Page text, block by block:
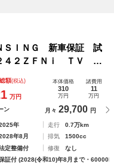
ＳＩＮＧ 新車保証 試
４２ＺＦＮｉ ＴＶ Ｒ
ＴＣ ＬＥＤライト
ルミ スマ－トキ－
額(税込)
万円
本体価格
310
万円
諸費用
11
万円
ン 月々 29,700 円
年 走行
0.7万km
年8月 排気
1500cc
定整備付 修復
なし
証付 (2028(令和10)年8月まで・